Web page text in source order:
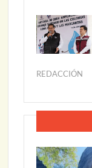
l
i
o
,
0
2
6
REDACCIÓN
l
o
2
2